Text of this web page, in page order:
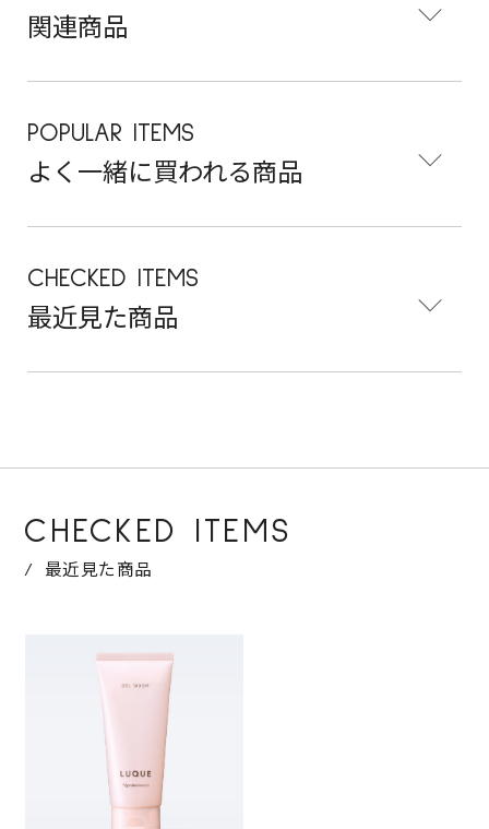
関連商品
POPULAR ITEMS
よく一緒に買われる商品
CHECKED ITEMS
最近見た商品
CHECKED ITEMS
最近見た商品